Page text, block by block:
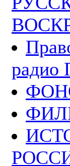
радио